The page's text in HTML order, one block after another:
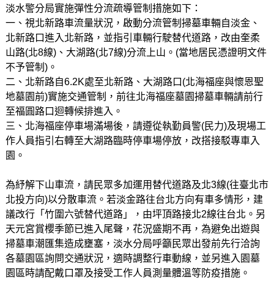
淡水警分局實施彈性分流疏導管制措施如下：
一、視北新路車流量狀況，啟動分流管制掃墓車輛自淡金、
北新路口進入北新路，並指引車輛行駛替代道路，改由奎柔
山路(北8線)、大湖路(北7線)分流上山。(當地居民憑證明文件
不予管制)。
二、北新路自6.2K處至北新路、大湖路口(北海福座與懷恩聖
地墓園前)實施交通管制，前往北海福座墓園掃墓車輛請前行
至福圓路口迴轉候排進入。
三、北海福座停車場滿場後，請遵從執勤員警(民力)及現場工
作人員指引右轉至大湖路臨時停車場停放，改搭接駁專車入
園。
為紓解下山車流，請民眾多加運用替代道路及北3線(往臺北市
北投方向)以分散車流。若淡金路往台北方向有車多情形，建
議改行「竹圍六號替代道路」，由坪頂路接北2線往台北。另
天元宮賞櫻季節已進入尾聲，花況盛期不再，為避免出遊與
掃墓車潮匯集造成壅塞，淡水分局呼籲民眾出發前先行洽詢
各墓園區詢問交通狀況，適時調整行車動線，並另進入園墓
園區時請配戴口罩及接受工作人員測量體溫等防疫措施。